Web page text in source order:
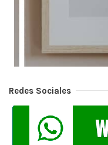
Redes Sociales